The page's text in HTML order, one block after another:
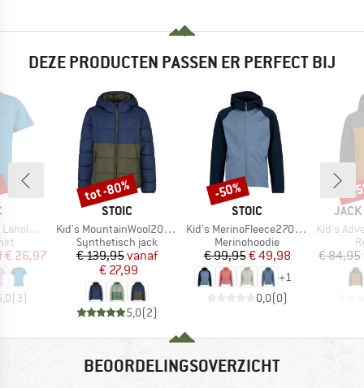
DEZE PRODUCTEN PASSEN ER PERFECT BIJ
T-Shirt
prijs
€ 26,97
(3)
MERK
STOIC
Artikel
Kid's MountainWool200 Strobo Hoody
Productgroep
Synthetisch jack
Prijs
€ 139,95Verlaagde prijs
vanaf
€ 27,99
5,0(2)
Korting
tot -80%
MERK
STOIC
Artikel
Kid's MerinoFleece270 KuolpaLightSt. Zip Hoody
Productgroep
Merinohoodie
Prijs
€ 99,95Verlaagde prijs
€ 49,98
+1
0,0(0)
Korting
-50%
MERK
Artikel
Kid's
€ 84,95
-
BEOORDELINGSOVERZICHT